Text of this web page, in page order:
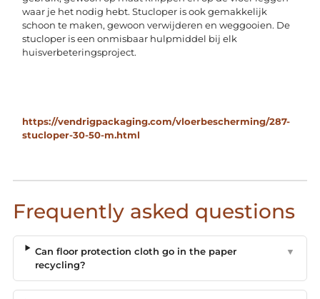
waar je het nodig hebt. Stucloper is ook gemakkelijk
schoon te maken, gewoon verwijderen en weggooien. De
stucloper is een onmisbaar hulpmiddel bij elk
huisverbeteringsproject.
https://vendrigpackaging.com/vloerbescherming/287-
stucloper-30-50-m.html
Frequently asked questions
Can floor protection cloth go in the paper
recycling?
▼